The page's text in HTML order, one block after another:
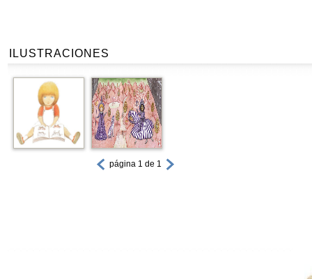
ILUSTRACIONES
página 1 de 1